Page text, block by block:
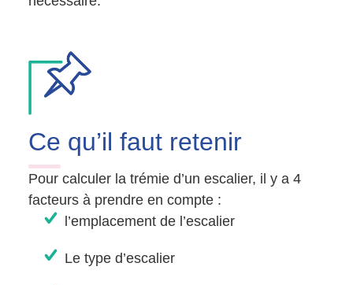
Ce qu’il faut retenir
Pour calculer la trémie d’un escalier, il y a 4
facteurs à prendre en compte :
l’emplacement de l’escalier
Le type d’escalier